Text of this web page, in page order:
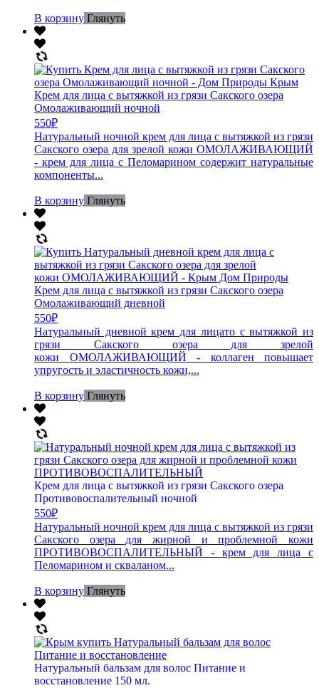
В корзину Глянуть
Крем для лица с вытяжкой из грязи Сакского озера
Омолаживающий ночной
550₽
Натуральный ночной крем для лица с вытяжкой из грязи
Сакского озера для зрелой кожи ОМОЛАЖИВАЮЩИЙ
- крем для лица с Пеломарином содержит натуральные
компоненты...
В корзину Глянуть
Крем для лица с вытяжкой из грязи Сакского озера
Омолаживающий дневной
550₽
Натуральный дневной крем для лицато с вытяжкой из
грязи Сакского озера для зрелой
кожи ОМОЛАЖИВАЮЩИЙ - коллаген повышает
упругость и эластичность кожи,...
В корзину Глянуть
Крем для лица с вытяжкой из грязи Сакского озера
Противовоспалительный ночной
550₽
Натуральный ночной крем для лица с вытяжкой из грязи
Сакского озера для жирной и проблемной кожи
ПРОТИВОВОСПАЛИТЕЛЬНЫЙ - крем для лица с
Пеломарином и скваланом...
В корзину Глянуть
Натуральный бальзам для волос Питание и
восстановление 150 мл.